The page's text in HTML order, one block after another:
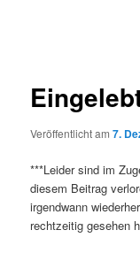
Veröffentlicht am7.
***Leider sind im
diesem Beitrag
irgendwann
rechtzeitig gesehen